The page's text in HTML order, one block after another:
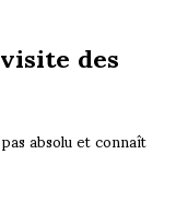
des
absolu et connaît